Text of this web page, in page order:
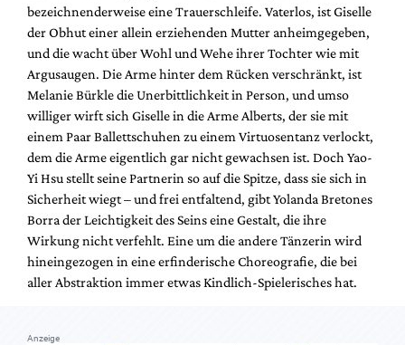
bezeichnenderweise eine Trauerschleife. Vaterlos, ist Giselle
der Obhut einer allein erziehenden Mutter anheimgegeben,
und die wacht über Wohl und Wehe ihrer Tochter wie mit
Argusaugen. Die Arme hinter dem Rücken verschränkt, ist
Melanie Bürkle die Unerbittlichkeit in Person, und umso
williger wirft sich Giselle in die Arme Alberts, der sie mit
einem Paar Ballettschuhen zu einem Virtuosentanz verlockt,
dem die Arme eigentlich gar nicht gewachsen ist. Doch Yao-
Yi Hsu stellt seine Partnerin so auf die Spitze, dass sie sich in
Sicherheit wiegt – und frei entfaltend, gibt Yolanda Bretones
Borra der Leichtigkeit des Seins eine Gestalt, die ihre
Wirkung nicht verfehlt. Eine um die andere Tänzerin wird
hineingezogen in eine erfinderische Choreografie, die bei
aller Abstraktion immer etwas Kindlich-Spielerisches hat.
Anzeige